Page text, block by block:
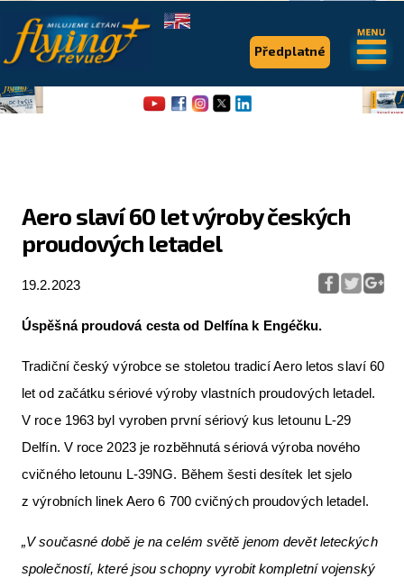
Aero slaví 60 let výroby českých
proudových letadel
19.2.2023
Úspěšná proudová cesta od Delfína k Engéčku.
Tradiční český výrobce se stoletou tradicí Aero letos slaví 60
let od začátku sériové výroby vlastních proudových letadel.
V roce 1963 byl vyroben první sériový kus letounu L-29
Delfín. V roce 2023 je rozběhnutá sériová výroba nového
cvičného letounu L-39NG. Během šesti desítek let sjelo
z výrobních linek Aero 6 700 cvičných proudových letadel.
„V současné době je na celém světě jenom devět leteckých
společností, které jsou schopny vyrobit kompletní vojenský
Předplatné
.
Flying Revue
Série & speciály
Letecká videa
Aktuální FR + archiv
Letecká muzea
The SAFE Guide app